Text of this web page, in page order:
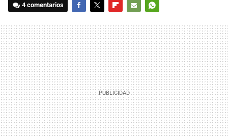
4 comentarios
MAIL